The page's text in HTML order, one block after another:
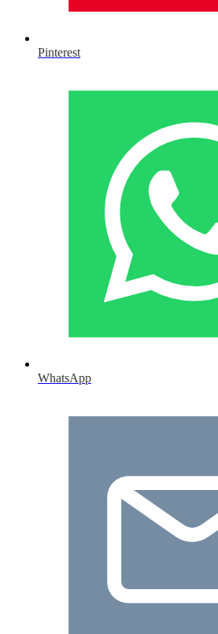
Pinterest
WhatsApp